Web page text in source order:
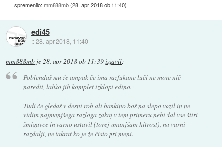
spremenilo:mm888mb(28. apr 2018 ob 11:40)
edi45
::28. apr 2018, 11:40
mm888mb je28. apr 2018 ob 11:39izjavil:
Poblendaš mu že ampak če ima razfukane luči ne more nič
naredit, lahko jih komplet izklopi edino.
Tudi če gledaš v desni rob ali bankino boš na slepo vozil in ne
vidim najmanjšega razloga zakaj v tem primeru nebi dal vse štiri
žmigavce in varno ustavil (torej zmanjšam hitrost), na varni
razdalji, ne takrat ko je že čisto pri meni.